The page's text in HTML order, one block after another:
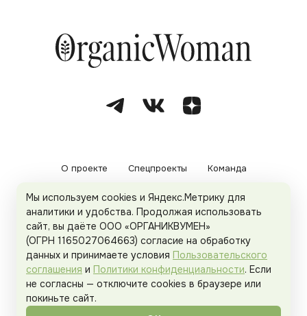
О проекте Спецпроекты Команда
Рекламодателям Политика конфиденциальности
Пользовательское соглашение
Organicwoman.ru . Все права защищены.
Мы используем cookies и Яндекс.Метрику для
аналитики и удобства. Продолжая использовать
сайт, вы даёте ООО «ОРГАНИКВУМЕН»
(ОГРН 1165027064663) согласие на обработку
данных и принимаете условия Пользовательского
соглашения и Политики конфиденциальности. Если
не согласны — отключите cookies в браузере или
покиньте сайт.